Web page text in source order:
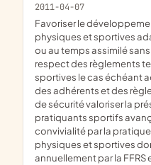
2011-04-07
favoriser le développement de la pratique des activités
physiques et sportives
ou au temps assimilé
respect des règlements
sportives le cas échéant
des adhérents et des
de sécurité valoriser la
pratiquants sportifs
convivialité par la
physiques et sportives
annuellement par la